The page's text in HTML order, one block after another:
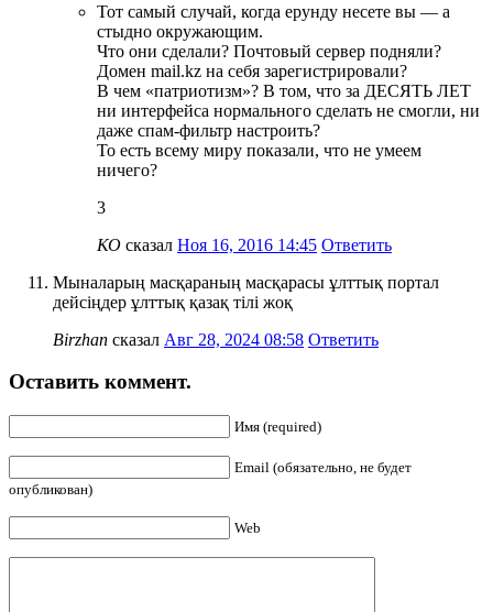
Тот самый случай, когда ерунду несете вы — а
стыдно окружающим.
Что они сделали? Почтовый сервер подняли?
Домен mail.kz на себя зарегистрировали?
В чем «патриотизм»? В том, что за ДЕСЯТЬ ЛЕТ
ни интерфейса нормального сделать не смогли, ни
даже спам-фильтр настроить?
То есть всему миру показали, что не умеем
ничего?
3
КО сказал Ноя 16, 2016 14:45 Ответить
Мыналарың масқараның масқарасы ұлттық портал
дейсіңдер ұлттық қазақ тілі жоқ
Birzhan сказал Авг 28, 2024 08:58 Ответить
Оставить коммент.
Имя (required)
Email (обязательно, не будет
опубликован)
Web